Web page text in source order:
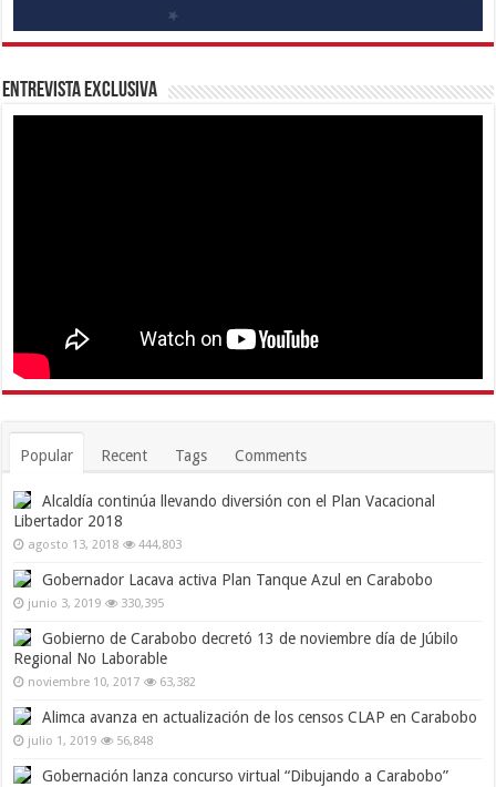
Entrevista Exclusiva
Popular Recent Tags Comments
Alcaldía continúa llevando diversión con el Plan Vacacional
Libertador 2018
agosto 13, 2018 444,803
Gobernador Lacava activa Plan Tanque Azul en Carabobo
junio 3, 2019 330,395
Gobierno de Carabobo decretó 13 de noviembre día de Júbilo
Regional No Laborable
noviembre 10, 2017 63,382
Alimca avanza en actualización de los censos CLAP en Carabobo
julio 1, 2019 56,848
Gobernación lanza concurso virtual “Dibujando a Carabobo”